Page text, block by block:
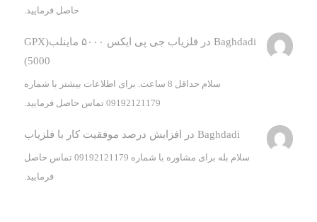
حاصل فرمایید.
Baghdadi در
فلزیاب جی پی ایکس ۵۰۰۰ ماینلب(GPX
5000)
سلام حداقل 8 ساعت. برای اطلاعات بیشتر با شماره
09192121179 تماس حاصل فرمایید.
Baghdadi در افزایش درصد موفقیت کار با فلزیاب
سلام بله برای مشاوره با شماره 09192121179 تماس حاصل
فرمایید.